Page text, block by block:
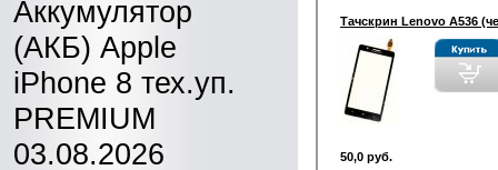
Аккумулятор
(АКБ) Apple
iPhone 8 тех.уп.
PREMIUM
03.08.2026
Тачскрин Lenovo A536
50,0 руб.